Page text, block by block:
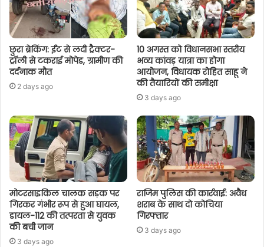
छुरा ब्रेकिंग: ईंट से लदी ट्रैक्टर-
ट्रॉली से टकराई मोपेड, ग्रामीण की
दर्दनाक मौत
2 days ago
10 अगस्त को विधानसभा स्तरीय
भव्य कांवड़ यात्रा का होगा
आयोजन, विधायक रोहित साहू ने
की तैयारियों की समीक्षा
3 days ago
मोटरसाइकिल चालक सड़क पर
गिरकर गंभीर रूप से हुआ घायल,
डायल-112 की तत्परता से युवक
की बची जान
3 days ago
राजिम पुलिस की कार्रवाई: अवैध
शराब के साथ दो कोचिया
गिरफ्तार
3 days ago